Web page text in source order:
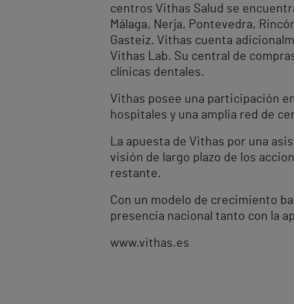
centros Vithas Salud se
Málaga, Nerja, Pontevedra,
Gasteiz. Vithas cuenta
Vithas Lab. Su central de
clínicas dentales.
Vithas posee una participación
hospitales y una amplia red de
La apuesta de Vithas por una
visión de largo plazo de los
restante.
Con un modelo de crecimiento
presencia nacional tanto con la
www.vithas.es